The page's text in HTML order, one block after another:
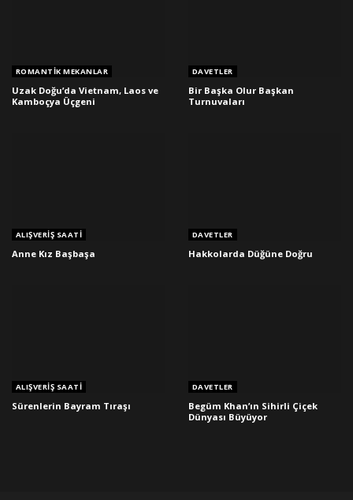
ROMANTIK MEKANLAR
Uzak Doğu’da Vietnam, Laos ve
Kamboçya Üçgeni
DAVETLER
Bir Başka Olur Başkan
Turnuvaları
ALIŞVERIŞ SAATI
Anne Kız Başbaşa
DAVETLER
Hakkolarda Düğüne Doğru
ALIŞVERIŞ SAATI
Sürenlerin Bayram Tıraşı
DAVETLER
Begüm Khan’ın Sihirli Çiçek
Dünyası Büyüyor